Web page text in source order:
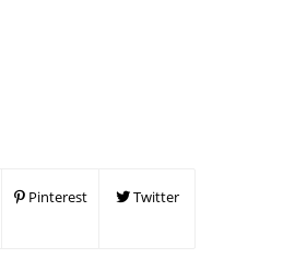
Pinterest Twitter